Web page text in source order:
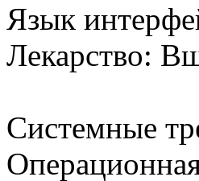
Язык
Лекарство:
Системные